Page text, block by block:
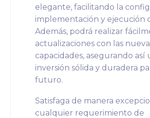
elegante, facilitando la
implementación y ejecución
Además, podrá realizar
actualizaciones con las
capacidades, asegurando así
inversión sólida y duradera
futuro.
Satisfaga de manera
cualquier requerimiento de